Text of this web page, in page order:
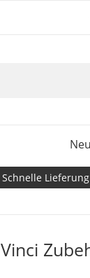
Schnelle
Vinci